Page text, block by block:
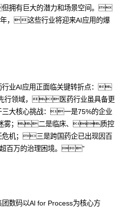
拥有巨大的潜力和场景空间。
，这些行业将迎来AI应用的爆
业AI应用正面临关键转折点：
行领域，医药行业虽具备更
大核心挑战：一是75%的企业
迷雾；二是临床、质控
危机；三是跨国药企已出现因百
超百万的治理困境。”
数码以Al for Process为核心方